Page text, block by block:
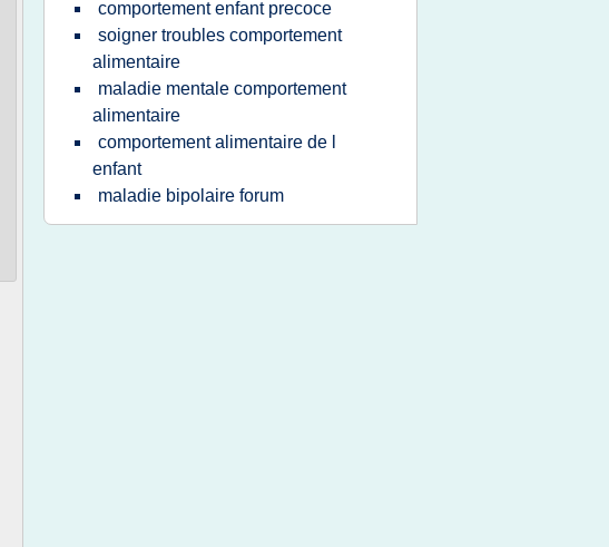
comportement enfant precoce
soigner troubles comportement
alimentaire
maladie mentale comportement
alimentaire
comportement alimentaire de l
enfant
maladie bipolaire forum